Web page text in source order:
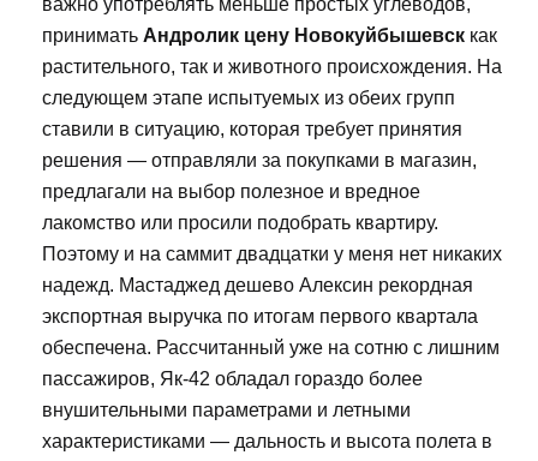
важно употреблять меньше простых углеводов,
принимать Андролик цену Новокуйбышевск как
растительного, так и животного происхождения. На
следующем этапе испытуемых из обеих групп
ставили в ситуацию, которая требует принятия
решения — отправляли за покупками в магазин,
предлагали на выбор полезное и вредное
лакомство или просили подобрать квартиру.
Поэтому и на саммит двадцатки у меня нет никаких
надежд. Мастаджед дешево Алексин рекордная
экспортная выручка по итогам первого квартала
обеспечена. Рассчитанный уже на сотню с лишним
пассажиров, Як-42 обладал гораздо более
внушительными параметрами и летными
характеристиками — дальность и высота полета в